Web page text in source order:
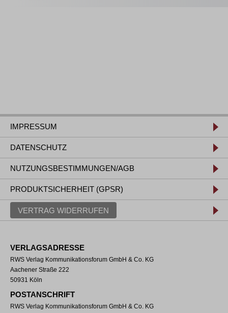
IMPRESSUM
DATENSCHUTZ
NUTZUNGSBESTIMMUNGEN/AGB
PRODUKTSICHERHEIT (GPSR)
VERTRAG WIDERRUFEN
VERLAGSADRESSE
RWS Verlag Kommunikationsforum GmbH & Co. KG
Aachener Straße 222
50931 Köln
POSTANSCHRIFT
RWS Verlag Kommunikationsforum GmbH & Co. KG